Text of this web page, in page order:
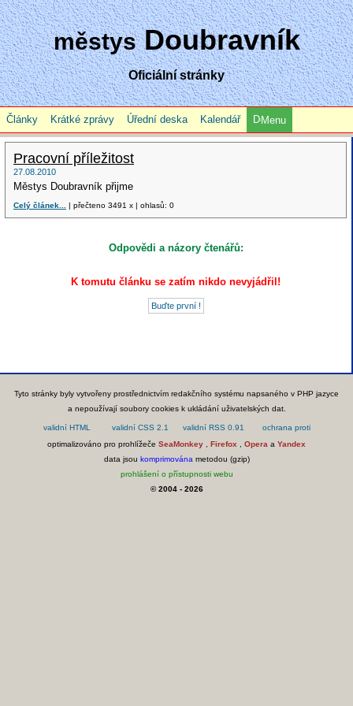
městysDoubravník
Oficiální stránky
Články Krátké zprávy Úřední deska Kalendář Menu
Pracovní příležitost
27.08.2010
Městys Doubravník přijme
Celý článek... | přečteno 3491 x | ohlasů: 0
Odpovědi a názory čtenářů:
K tomutu článku se zatím nikdo nevyjádřil!
Tyto stránky byly vytvořeny prostřednictvím redakčního systému napsaného v PHP jazyce
a nepoužívají soubory cookies k ukládání uživatelských dat.
optimalizováno pro prohlížeče SeaMonkey Firefox Opera a Yandex
data jsou komprimována metodou (gzip)
prohlášení o přístupnosti webu
© 2004 - 2026